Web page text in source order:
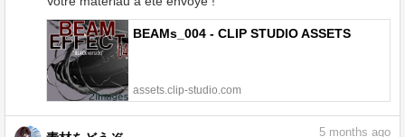
BEAMs_004 - CLIP STUDIO ASSETS
assets.clip-studio.com
5 months ago